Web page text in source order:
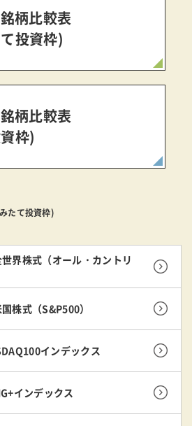
柄比較表
投資枠)
柄比較表
枠)
たて投資枠)
界株式（オール・カントリ
株式（S&P500）
インデックス
インデックス